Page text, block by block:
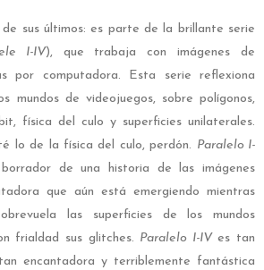
sus últimos: es parte de la brillante serie
I-IV), que trabaja con imágenes de
por computadora. Esta serie reflexiona
mundos de videojuegos, sobre polígonos,
física del culo y superficies unilaterales.
lo de la física del culo, perdón. Paralelo I-
de una historia de las imágenes
que aún está emergiendo mientras
las superficies de los mundos
frialdad sus glitches. Paralelo I-IVes tan
encantadora y terriblemente fantástica